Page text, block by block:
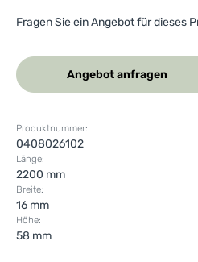
Fragen Sie ein Angebot für dieses
Angebot anfragen
Produktnummer:
0408026102
Länge:
2200 mm
Breite:
16 mm
Höhe:
58 mm